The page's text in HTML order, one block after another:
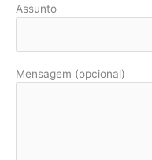
Assunto
Mensagem (opcional)